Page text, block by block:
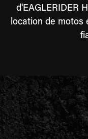
d'EAGLERIDER
location de motos